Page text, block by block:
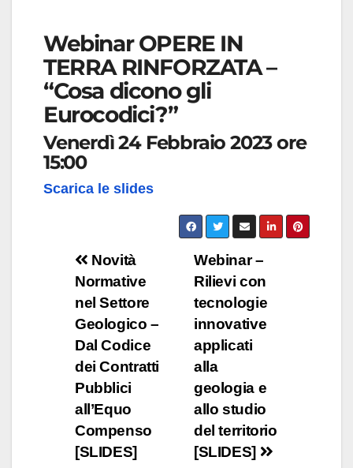
Webinar OPERE IN
TERRA RINFORZATA –
“Cosa dicono gli
Eurocodici?”
Venerdì 24 Febbraio 2023 ore
15:00
Scarica le slides
Navigazione
articoli
Webinar –
Rilievi con
tecnologie
innovative
applicati
alla
geologia e
allo studio
del territorio
[SLIDES]
Novità
Normative
nel Settore
Geologico –
Dal Codice
dei Contratti
Pubblici
all’Equo
Compenso
[SLIDES]